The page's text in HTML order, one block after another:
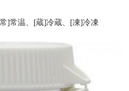
]常温、[蔵]冷蔵、[凍]冷凍